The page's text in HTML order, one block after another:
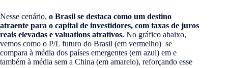
Nesse cenário, o Brasil se destaca como um destino
atraente para o capital de investidores, com taxas de juros
reais elevadas e valuations atrativos. No gráfico abaixo,
vemos como o P/L futuro do Brasil (em vermelho) se
compara à média dos países emergentes (em azul) em e
também à média sem a China (em amarelo), reforçando esse